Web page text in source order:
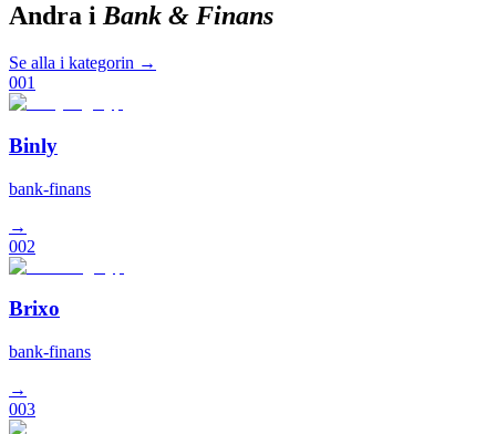
Andra i Bank & Finans
Se alla i kategorin →
001
Binly
bank-finans
→
002
Brixo
bank-finans
→
003